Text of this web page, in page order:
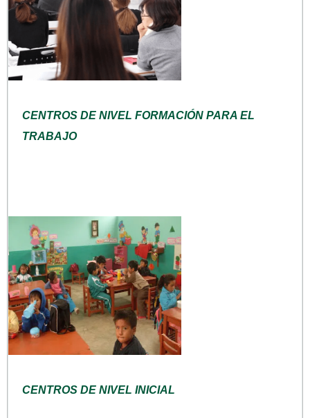
CENTROS DE NIVEL FORMACIÓN PARA EL
TRABAJO
CENTROS DE NIVEL INICIAL